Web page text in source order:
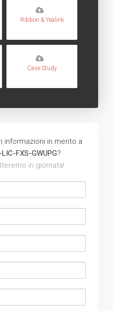
Ribbon & Yealink
Case Study
informazioni in merito a
FXS-GWUPG?
in giornata!
address